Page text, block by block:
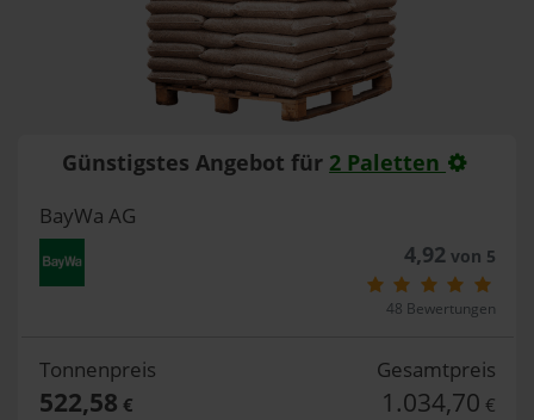
Günstigstes Angebot für 2 Paletten
BayWa AG
4,92von 5
48 Bewertungen
Tonnenpreis
522,58 €
Gesamtpreis
1.034,70 €